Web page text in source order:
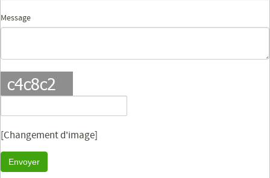
Message
[Changement d'image]
Envoyer